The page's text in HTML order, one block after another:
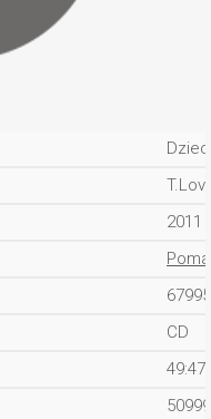
2011
CD
49:47